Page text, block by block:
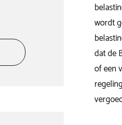
wordt
dat de
of een